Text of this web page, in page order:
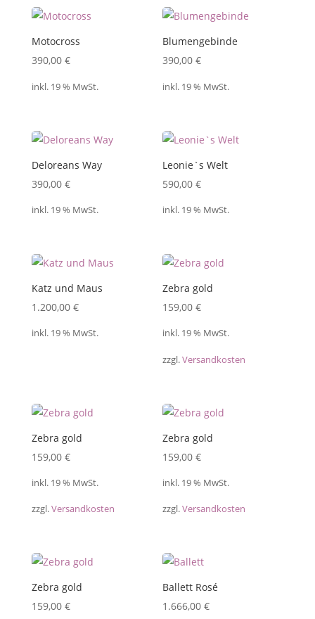
Motocross
390,00 €
inkl. 19 % MwSt.
Blumengebinde
390,00€
inkl. 19 % MwSt.
Deloreans Way
390,00 €
inkl. 19 % MwSt.
Leonie`s Welt
590,00€
inkl. 19 % MwSt.
Katz und Maus
1.200,00 €
inkl. 19 % MwSt.
Zebra gold
159,00€
inkl. 19 % MwSt.
zzgl.Versandkosten
Zebra gold
159,00 €
inkl. 19 % MwSt.
zzgl.Versandkosten
Zebra gold
159,00€
inkl. 19 % MwSt.
zzgl.Versandkosten
Zebra gold
159,00 €
Ballett Rosé
1.666,00€